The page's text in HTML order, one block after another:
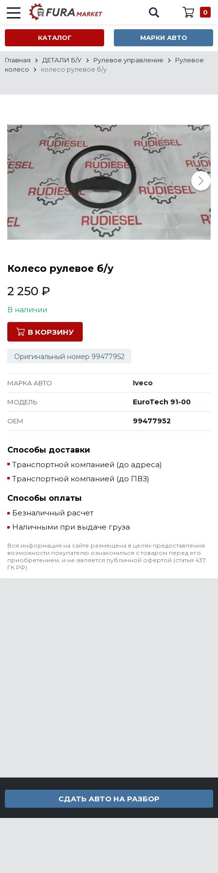
0
КАТАЛОГ МАРКИ АВТО
Все марки
Главная ДЕТАЛИ Б/У Рулевое управление
Рулевое
колесо
колесо рулевое б/у
Колесо рулевое б/у
2 250 ₽
В наличии
В КОРЗИНУ
Оригинальный номер 99477952
МАРКА АВТО Iveco
МОДЕЛЬ EuroTech 91-00
ОЕМ 99477952
Способы доставки
Транспортной компанией (до адреса)
Транспортной компанией (до ПВЗ)
Способы оплаты
Безналичный расчет
Наличными при выдаче груза
Вся информация на сайте размещена в целях предоставления
возможности покупателю ознакомиться с товаром перед его
приобретением, и не является публичной офертой (статья 437
ГК РФ).
СДАТЬ АВТО НА РАЗБОР